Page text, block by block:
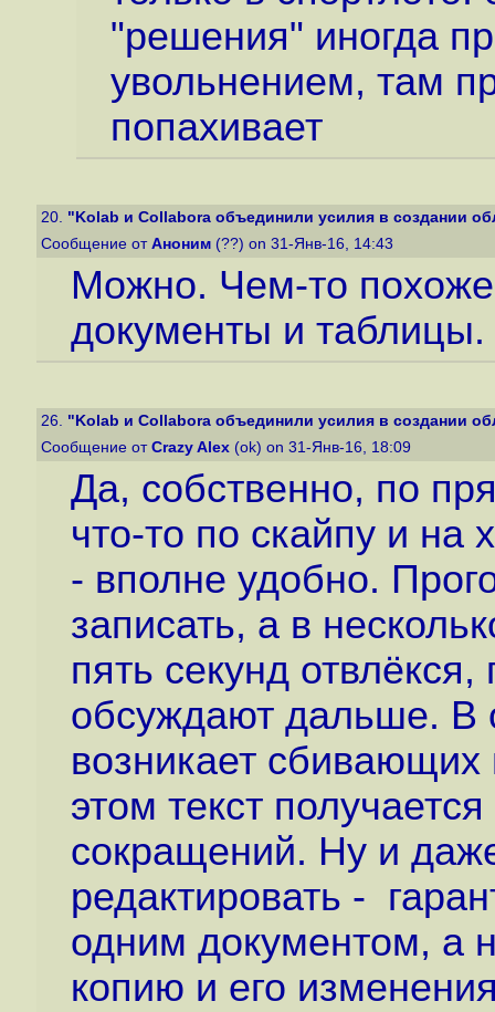
"решения" иногда
увольнением, там
попахивает
20. "Kolab и Collabora объединили усилия в создании
Сообщение от Аноним (??) on 31-Янв-16, 14:43
Можно. Чем-то похоже
документы и таблицы.
26. "Kolab и Collabora объединили усилия в создании
Сообщение от Crazy Alex (ok) on 31-Янв-16, 18:09
Да, собственно, по
что-то по скайпу и на
- вполне удобно.
записать, а в
пять секунд
обсуждают дальше. В
возникает
этом текст
сокращений. Ну и
редактировать -
одним документом, а
копию и его